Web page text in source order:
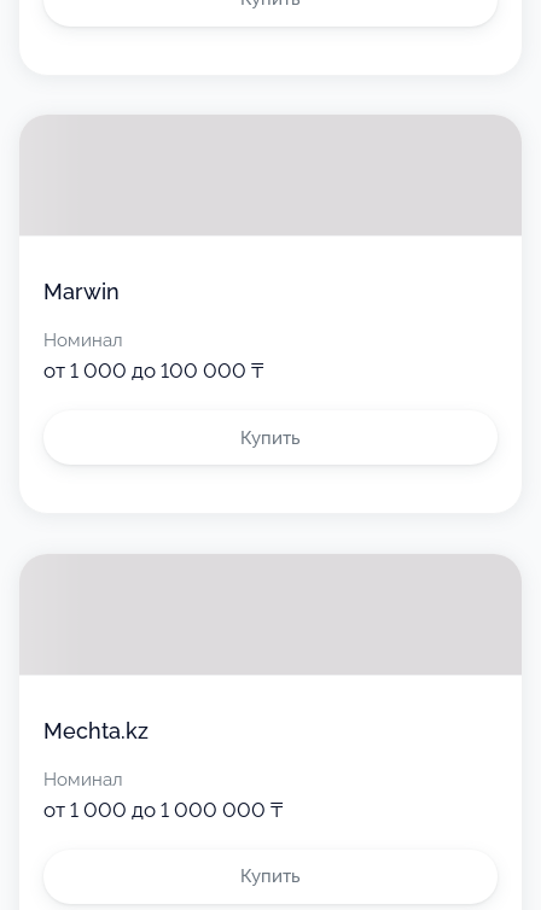
Marwin
Номинал
от 1 000 до 100 000 ₸
Купить
Mechta.kz
Номинал
от 1 000 до 1 000 000 ₸
Купить